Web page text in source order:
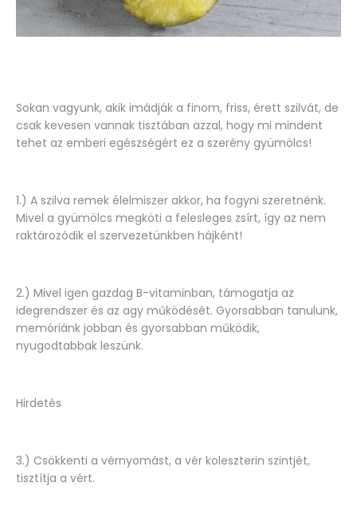
Sokan vagyunk, akik imádják a finom, friss, érett szilvát, de
csak kevesen vannak tisztában azzal, hogy mi mindent
tehet az emberi egészségért ez a szerény gyümölcs!
1.) A szilva remek élelmiszer akkor, ha fogyni szeretnénk.
Mivel a gyümölcs megköti a felesleges zsírt, így az nem
raktározódik el szervezetünkben hájként!
2.) Mivel igen gazdag B-vitaminban, támogatja az
idegrendszer és az agy működését. Gyorsabban tanulunk,
memóriánk jobban és gyorsabban működik,
nyugodtabbak leszünk.
Hirdetés
3.) Csökkenti a vérnyomást, a vér koleszterin szintjét,
tisztítja a vért.